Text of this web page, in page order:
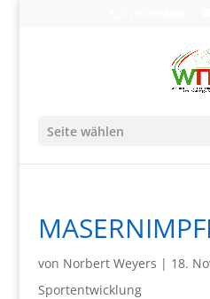
Seite wählen
von Norbert Weyers | 18.
Sportentwicklung